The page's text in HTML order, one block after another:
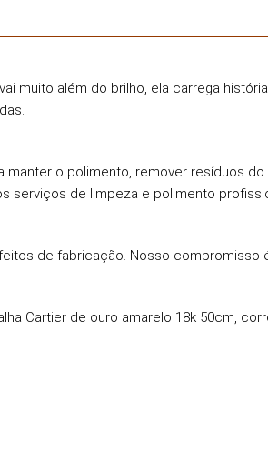
muito além do brilho, ela carrega
manter o polimento, remover resíduos
serviços de limpeza e polimento
de fabricação. Nosso
Cartier de ouro amarelo 18k 50cm,